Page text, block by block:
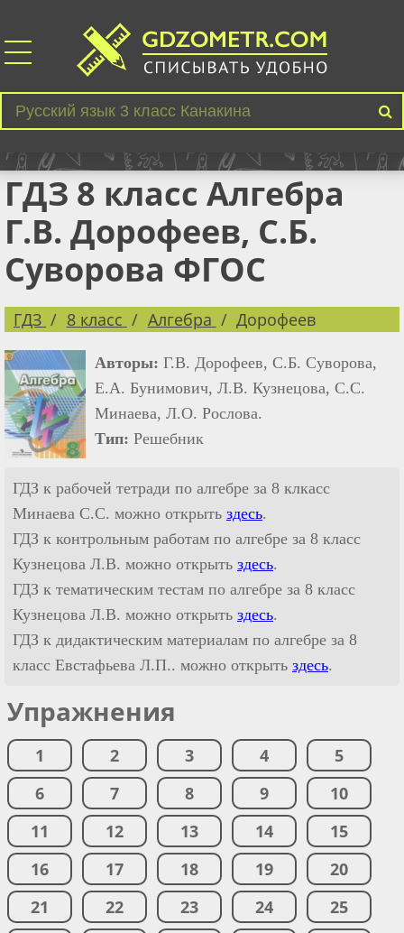
ГДЗ 8 класс Алгебра
Г.В. Дорофеев, С.Б.
Суворова ФГОС
ГДЗ 8 класс Алгебра Дорофеев
Авторы: Г.В. Дорофеев, С.Б. Суворова,
Е.А. Бунимович, Л.В. Кузнецова, С.С.
Минаева, Л.О. Рослова.
Тип: Решебник
ГДЗ к рабочей тетради по алгебре за 8 клкасс
Минаева С.С. можно открыть здесь.
ГДЗ к контрольным работам по алгебре за 8 класс
Кузнецова Л.В. можно открыть здесь.
ГДЗ к тематическим тестам по алгебре за 8 класс
Кузнецова Л.В. можно открыть здесь.
ГДЗ к дидактическим материалам по алгебре за 8
класс Евстафьева Л.П.. можно открыть здесь.
Упражнения
1 2 3 4
5
6
7 8 9
10
11
12 13 14
15
16
17 18 19
20
21
22 23 24
25